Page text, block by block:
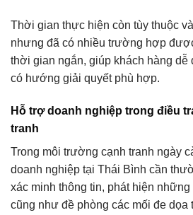
Thời gian thực hiện còn tùy thuộc
nhưng đã có nhiều trường hợp
thời gian ngắn, giúp khách hàng dễ
có hướng giải quyết phù hợp.
Hỗ trợ doanh nghiệp trong điều
tranh
Trong môi trường cạnh tranh ngày
doanh nghiệp tại Thái Bình cần
xác minh thông tin, phát hiện
cũng như đề phòng các mối đe dọa